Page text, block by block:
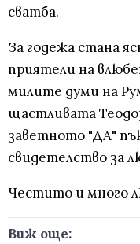
сватба.
За годежа стана
приятели на
милите думи на
щастливата
заветното "ДА"
свидетелство за
Честито и много
Виж още: